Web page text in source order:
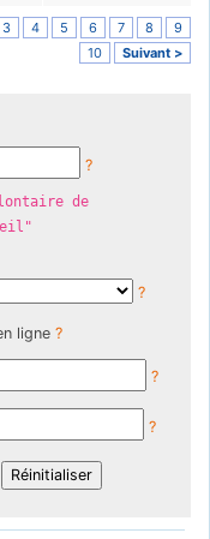
3 4 5 6 7 8
9
10
Suivant >
?
de
?
ligne ?
?
?